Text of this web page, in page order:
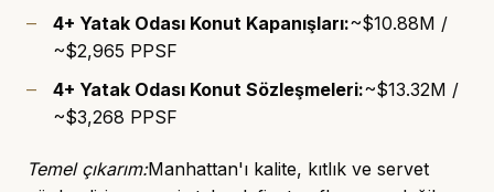
4+ Yatak Odası Konut Kapanışları:~$10.88M /
~$2,965 PPSF
4+ Yatak Odası Konut Sözleşmeleri:~$13.32M /
~$3,268 PPSF
Temel çıkarım:Manhattan'ı kalite, kıtlık ve servet